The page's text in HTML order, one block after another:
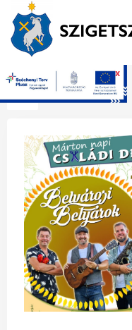
x
Főoldal